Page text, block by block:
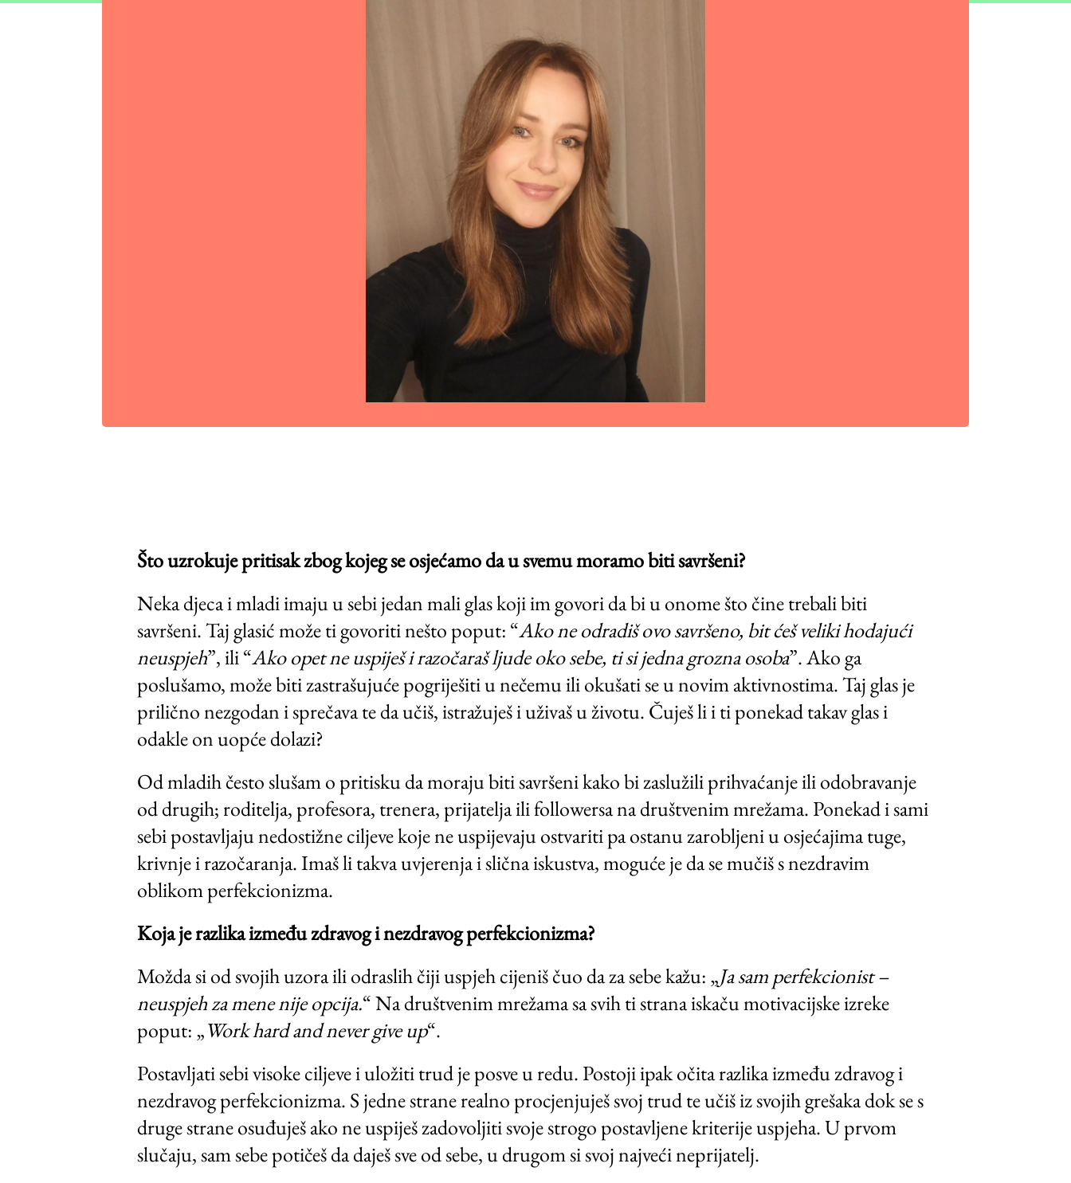
Što uzrokuje pritisak zbog kojeg se osjećamo da u svemu moramo biti savršeni?
Neka djeca i mladi imaju u sebi jedan mali glas koji im govori da bi u onome što čine trebali biti
savršeni. Taj glasić može ti govoriti nešto poput: “Ako ne odradiš ovo savršeno, bit ćeš veliki hodajući
neuspjeh”, ili “Ako opet ne uspiješ i razočaraš ljude oko sebe, ti si jedna grozna osoba”. Ako ga
poslušamo, može biti zastrašujuće pogriješiti u nečemu ili okušati se u novim aktivnostima. Taj glas je
prilično nezgodan i sprečava te da učiš, istražuješ i uživaš u životu. Čuješ li i ti ponekad takav glas i
odakle on uopće dolazi?
Od mladih često slušam o pritisku da moraju biti savršeni kako bi zaslužili prihvaćanje ili odobravanje
od drugih; roditelja, profesora, trenera, prijatelja ili followersa na društvenim mrežama. Ponekad i sami
sebi postavljaju nedostižne ciljeve koje ne uspijevaju ostvariti pa ostanu zarobljeni u osjećajima tuge,
krivnje i razočaranja. Imaš li takva uvjerenja i slična iskustva, moguće je da se mučiš s nezdravim
oblikom perfekcionizma.
Koja je razlika između zdravog i nezdravog perfekcionizma?
Možda si od svojih uzora ili odraslih čiji uspjeh cijeniš čuo da za sebe kažu: „Ja sam perfekcionist –
neuspjeh za mene nije opcija.“ Na društvenim mrežama sa svih ti strana iskaču motivacijske izreke
poput: „Work hard and never give up“.
Postavljati sebi visoke ciljeve i uložiti trud je posve u redu. Postoji ipak očita razlika između zdravog i
nezdravog perfekcionizma. S jedne strane realno procjenjuješ svoj trud te učiš iz svojih grešaka dok se s
druge strane osuđuješ ako ne uspiješ zadovoljiti svoje strogo postavljene kriterije uspjeha. U prvom
slučaju, sam sebe potičeš da daješ sve od sebe, u drugom si svoj najveći neprijatelj.